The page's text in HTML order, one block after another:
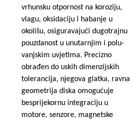
vrhunsku otpornost na koroziju,
vlagu, oksidaciju i habanje u
okolišu, osiguravajući dugotrajnu
pouzdanost u unutarnjim i polu-
vanjskim uvjetima. Precizno
obrađen do uskih dimenzijskih
tolerancija, njegova glatka, ravna
geometrija diska omogućuje
besprijekornu integraciju u
motore, senzore, magnetske